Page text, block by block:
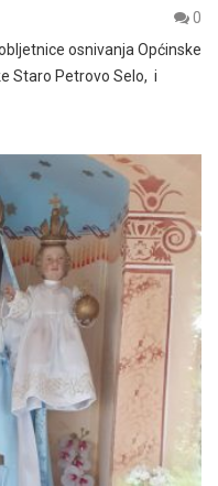
0
osnivanja Općinske
Staro Petrovo Selo, i